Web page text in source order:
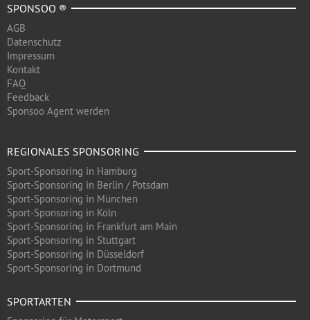
SPONSOO ®
AGB
Datenschutz
Impressum
Kontakt
FAQ
Feedback
Sponsoo Agent werden
REGIONALES SPONSORING
Sport-Sponsoring in Hamburg
Sport-Sponsoring in Berlin / Potsdam
Sport-Sponsoring in München
Sport-Sponsoring in Köln
Sport-Sponsoring in Frankfurt am Main
Sport-Sponsoring in Stuttgart
Sport-Sponsoring in Düsseldorf
Sport-Sponsoring in Dortmund
SPORTARTEN